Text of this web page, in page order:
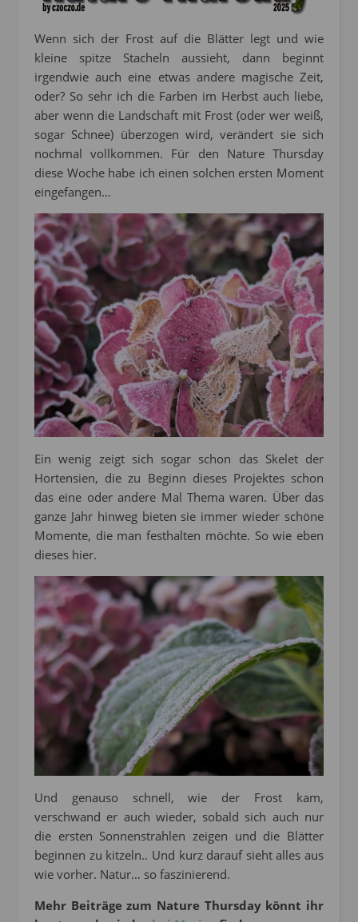
Wenn sich der Frost auf die Blätter legt und wie
kleine spitze Stacheln aussieht, dann beginnt
irgendwie auch eine etwas andere magische Zeit,
oder? So sehr ich die Farben im Herbst auch liebe,
aber wenn die Landschaft mit Frost (oder wer weiß,
sogar Schnee) überzogen wird, verändert sie sich
nochmal vollkommen. Für den Nature Thursday
diese Woche habe ich einen solchen ersten Moment
eingefangen…
Ein wenig zeigt sich sogar schon das Skelet der
Hortensien, die zu Beginn dieses Projektes schon
das eine oder andere Mal Thema waren. Über das
ganze Jahr hinweg bieten sie immer wieder schöne
Momente, die man festhalten möchte. So wie eben
dieses hier.
Und genauso schnell, wie der Frost kam,
verschwand er auch wieder, sobald sich auch nur
die ersten Sonnenstrahlen zeigen und die Blätter
beginnen zu kitzeln.. Und kurz darauf sieht alles aus
wie vorher. Natur… so faszinierend.
Mehr Beiträge zum Nature Thursday könnt ihr